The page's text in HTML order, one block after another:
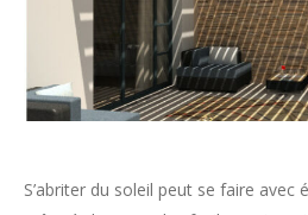
S’abriter du soleil peut se faire avec